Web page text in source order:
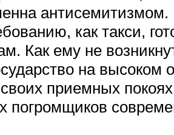
как такси,
Как ему не
на
приемных
погромщиков